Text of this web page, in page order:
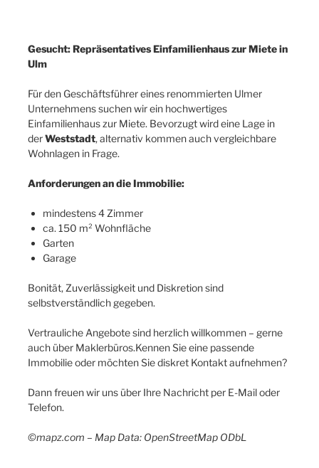
Gesucht: Repräsentatives Einfamilienhaus zur Miete in
Ulm
Für den Geschäftsführer eines renommierten Ulmer
Unternehmens suchen wir ein hochwertiges
Einfamilienhaus zur Miete. Bevorzugt wird eine Lage in
derWeststadt, alternativ kommen auch vergleichbare
Wohnlagen in Frage.
Anforderungen an die Immobilie:
mindestens 4 Zimmer
ca. 150 m² Wohnfläche
Garten
Garage
Bonität, Zuverlässigkeit und Diskretion sind
selbstverständlich gegeben.
Vertrauliche Angebote sind herzlich willkommen – gerne
auch über Maklerbüros.Kennen Sie eine passende
Immobilie oder möchten Sie diskret Kontakt aufnehmen?
Dann freuen wir uns über Ihre Nachricht per E-Mail oder
Telefon.
©mapz.com – Map Data: OpenStreetMap ODbL